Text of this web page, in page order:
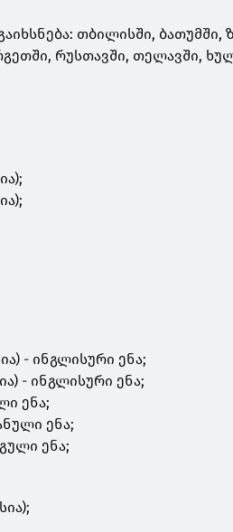
თბილისში, ბათუმში,
რუსთავში, თელავში,
- ინგლისური ენა;
- ინგლისური ენა;
ენა;
ენა;
ენა;